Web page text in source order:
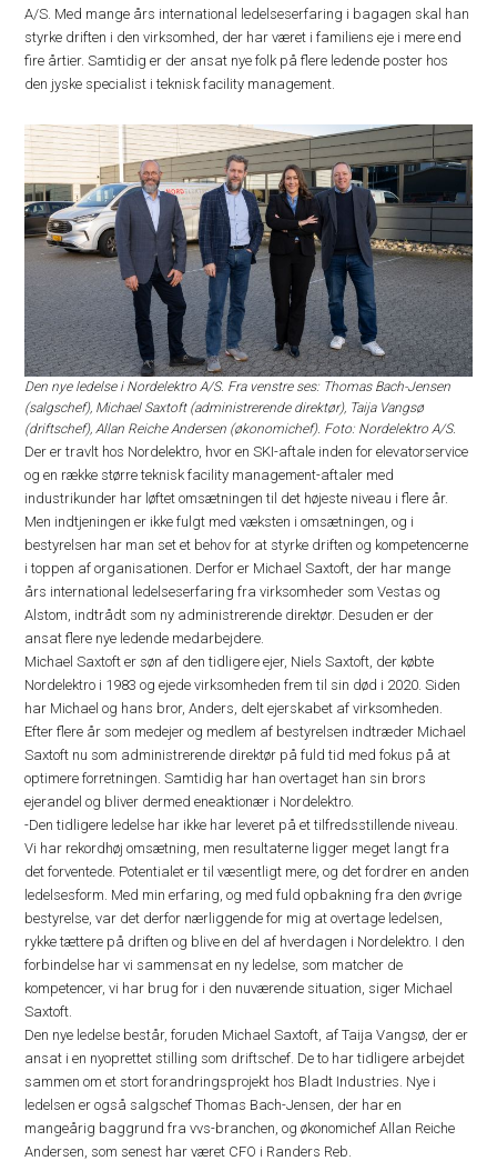
A/S. Med mange års international ledelseserfaring i bagagen skal han
styrke driften i den virksomhed, der har været i familiens eje i mere end
fire årtier. Samtidig er der ansat nye folk på flere ledende poster hos
den jyske specialist i teknisk facility management.
Den nye ledelse i Nordelektro A/S. Fra venstre ses: Thomas Bach-Jensen
(salgschef), Michael Saxtoft (administrerende direktør), Taija Vangsø
(driftschef), Allan Reiche Andersen (økonomichef). Foto: Nordelektro A/S.
Der er travlt hos Nordelektro, hvor en SKI-aftale inden for elevatorservice
og en række større teknisk facility management-aftaler med
industrikunder har løftet omsætningen til det højeste niveau i flere år.
Men indtjeningen er ikke fulgt med væksten i omsætningen, og i
bestyrelsen har man set et behov for at styrke driften og kompetencerne
i toppen af organisationen. Derfor er Michael Saxtoft, der har mange
års international ledelseserfaring fra virksomheder som Vestas og
Alstom, indtrådt som ny administrerende direktør. Desuden er der
ansat flere nye ledende medarbejdere.
Michael Saxtoft er søn af den tidligere ejer, Niels Saxtoft, der købte
Nordelektro i 1983 og ejede virksomheden frem til sin død i 2020. Siden
har Michael og hans bror, Anders, delt ejerskabet af virksomheden.
Efter flere år som medejer og medlem af bestyrelsen indtræder Michael
Saxtoft nu som administrerende direktør på fuld tid med fokus på at
optimere forretningen. Samtidig har han overtaget han sin brors
ejerandel og bliver dermed eneaktionær i Nordelektro.
-Den tidligere ledelse har ikke har leveret på et tilfredsstillende niveau.
Vi har rekordhøj omsætning, men resultaterne ligger meget langt fra
det forventede. Potentialet er til væsentligt mere, og det fordrer en anden
ledelsesform. Med min erfaring, og med fuld opbakning fra den øvrige
bestyrelse, var det derfor nærliggende for mig at overtage ledelsen,
rykke tættere på driften og blive en del af hverdagen i Nordelektro. I den
forbindelse har vi sammensat en ny ledelse, som matcher de
kompetencer, vi har brug for i den nuværende situation, siger Michael
Saxtoft.
Den nye ledelse består, foruden Michael Saxtoft, af Taija Vangsø, der er
ansat i en nyoprettet stilling som driftschef. De to har tidligere arbejdet
sammen om et stort forandringsprojekt hos Bladt Industries. Nye i
ledelsen er også salgschef Thomas Bach-Jensen, der har en
mangeårig baggrund fra vvs-branchen, og økonomichef Allan Reiche
Andersen, som senest har været CFO i Randers Reb.